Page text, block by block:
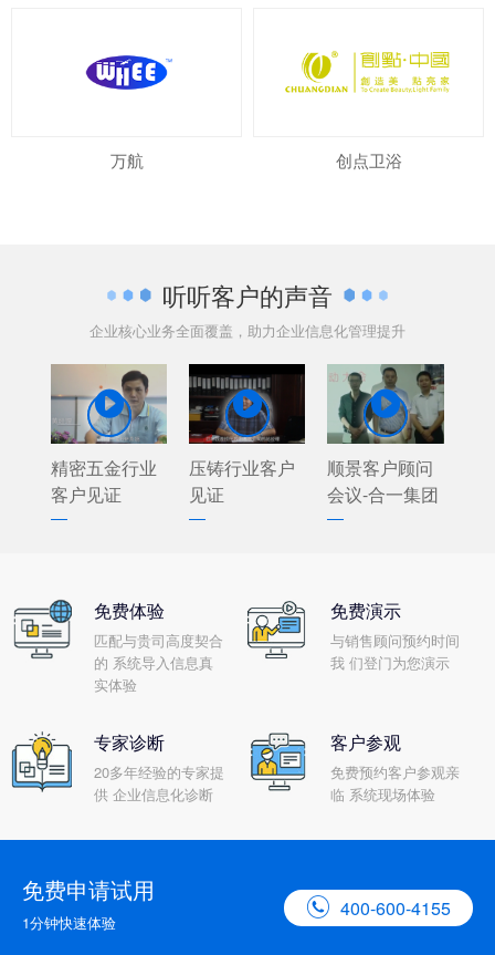
万航 创点卫浴
听听客户的声音
企业核心业务全面覆盖，助力企业信息化管理提升

精密五金行业
客户见证

压铸行业客户
见证

顺景客户顾问
会议-合一集团
免费体验
匹配与贵司高度契合
的 系统导入信息真
实体验
免费演示
与销售顾问预约时间
我 们登门为您演示
专家诊断
20多年经验的专家提
供 企业信息化诊断
客户参观
免费预约客户参观亲
临 系统现场体验
免费申请试用
1分钟快速体验
 400-600-4155